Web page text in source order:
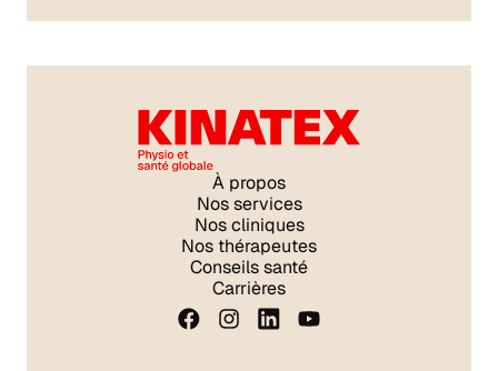
À propos
Nos services
Nos cliniques
Nos thérapeutes
Conseils santé
Carrières